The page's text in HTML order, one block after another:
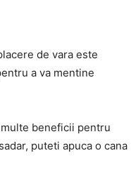
de vara este
a va mentine
beneficii pentru
puteti apuca o cana